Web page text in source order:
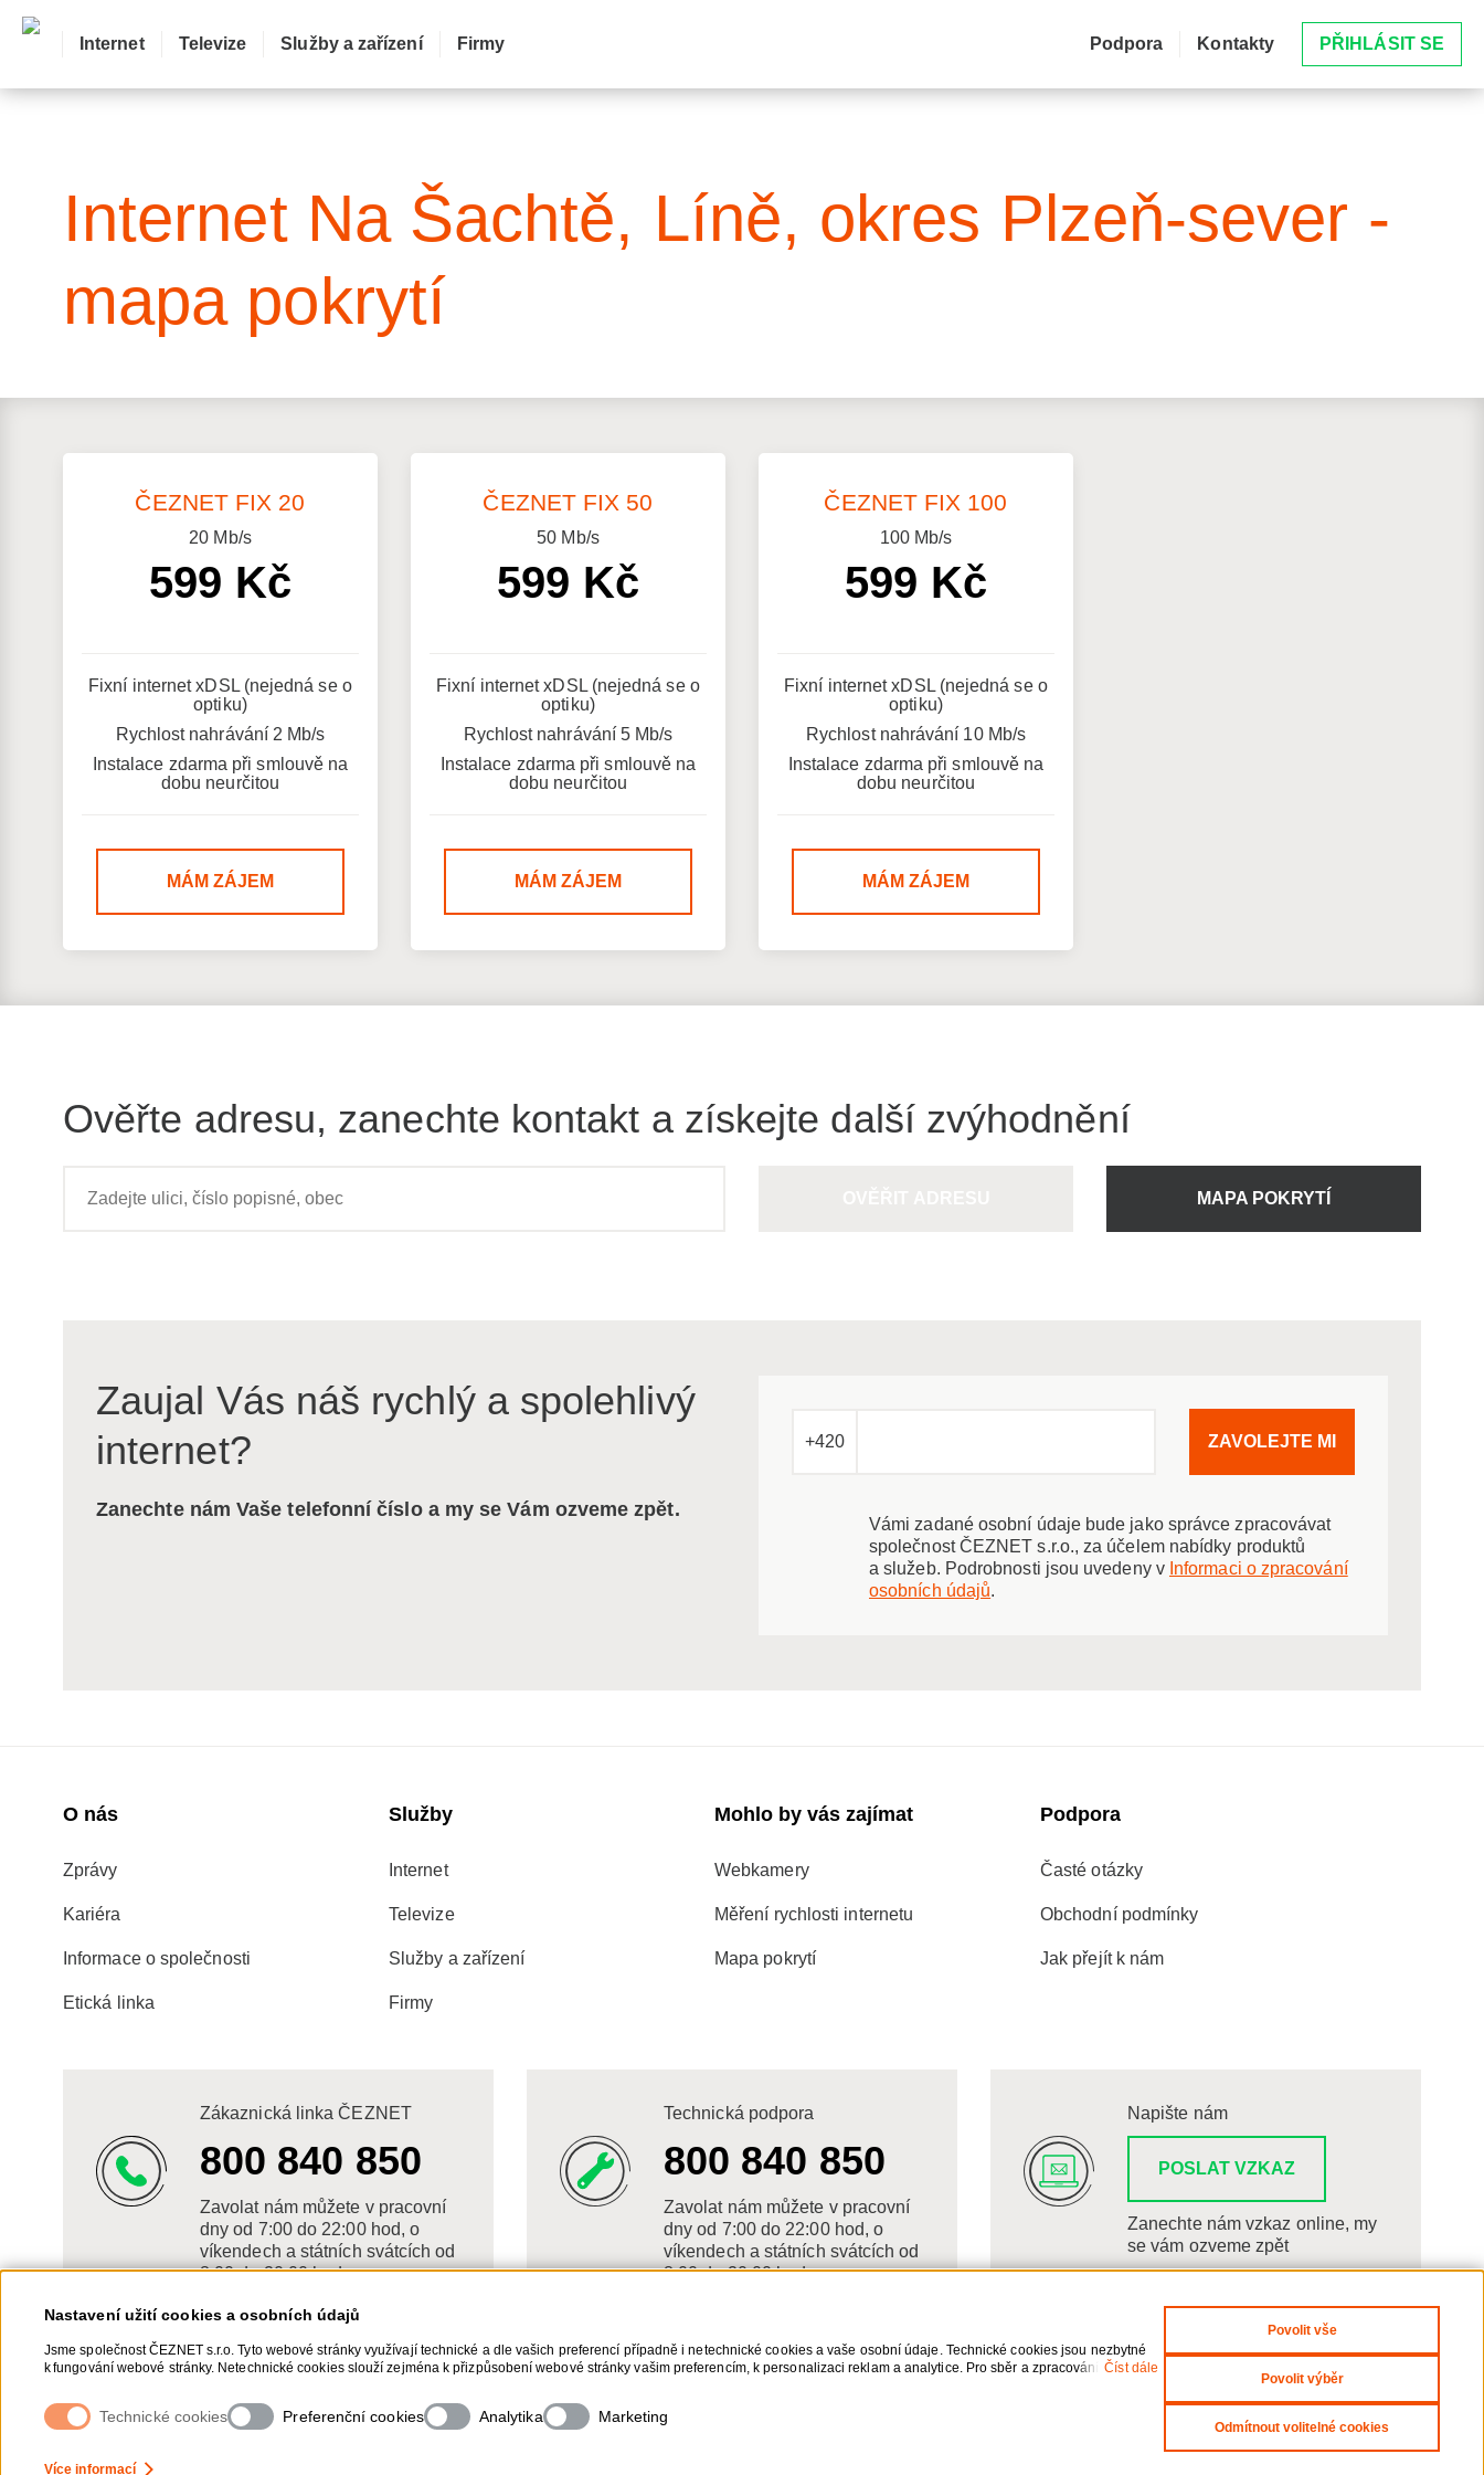
Nastavení užití cookies a osobních údajů
Jsme společnost ČEZNET s.r.o. Tyto webové stránky využívají technické a dle vašich preferencí případně i netechnické cookies a vaše osobní údaje. Technické cookies jsou nezbytné
k fungování webové stránky. Netechnické cookies slouží zejména k přizpůsobení webové stránky vašim preferencím, k personalizaci reklam a analytice. Pro sběr a zpracování
souhlasů, naleznete „
Číst dále
Technické cookies Preferenční cookies Analytika Marketing
Více informací
Povolit vše
Povolit výběr
Odmítnout volitelné cookies
Internet Televize Služby a zařízení Firmy Podpora Kontakty PŘIHLÁSIT SE
Internet Na Šachtě, Líně, okres Plzeň-sever -
mapa pokrytí
ČEZNET FIX 20
20 Mb/s
599 Kč
Fixní internet xDSL (nejedná se o
optiku)
Rychlost nahrávání 2 Mb/s
Instalace zdarma při smlouvě na
dobu neurčitou
MÁM ZÁJEM
ČEZNET FIX 50
50 Mb/s
599 Kč
Fixní internet xDSL (nejedná se o
optiku)
Rychlost nahrávání 5 Mb/s
Instalace zdarma při smlouvě na
dobu neurčitou
MÁM ZÁJEM
ČEZNET FIX 100
100Mb/s
599 Kč
Fixní internet xDSL (nejedná se o
optiku)
Rychlost nahrávání 10 Mb/s
Instalace zdarma při smlouvě na
dobu neurčitou
MÁM ZÁJEM
Ověřte adresu, zanechte kontakt a získejte další zvýhodnění
MAPA POKRYTÍ
Zaujal Vás náš rychlý a spolehlivý
internet?
Zanechte nám Vaše telefonní číslo a my se Vám ozveme zpět.
+420
Vámi zadané osobní údaje bude jako správce zpracovávat
společnost ČEZNET s.r.o., za účelem nabídky produktů
a služeb. Podrobnosti jsou uvedeny v Informaci o zpracování
osobních údajů.
ZAVOLEJTE MI
: Mapa pokrytí ulice
O nás
Zprávy
Kariéra
Informace o společnosti
Etická linka
Služby
Internet
Televize
Služby a zařízení
Firmy
Mohlo by vás zajímat
Webkamery
Měření rychlosti internetu
Mapa pokrytí
Podpora
Časté otázky
Obchodní podmínky
Jak přejít k nám
Zákaznická linka ČEZNET
800 840 850
Zavolat nám můžete v pracovní
dny od 7:00 do 22:00 hod, o
víkendech a státních svátcích od
8:00 do 20:00 hod.
Technická podpora
800 840 850
Zavolat nám můžete v pracovní
dny od 7:00 do 22:00 hod, o
víkendech a státních svátcích od
8:00 do 20:00 hod.
Napište nám
POSLAT VZKAZ
Zanechte nám vzkaz online, my
se vám ozveme zpět